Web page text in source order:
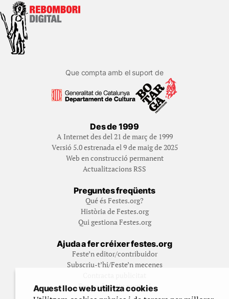
Que compta amb el suport de
Des de 1999
A Internet des del 21 de març de 1999
Versió 5.0 estrenada el 9 de maig de 2025
Web en construcció permanent
Actualitzacions RSS
Preguntes freqüents
Qué és Festes.org?
Història de Festes.org
Qui gestiona Festes.org
Ajuda a fer créixer festes.org
Feste’n editor/contribuidor
Subscriu-t’hi/Feste’n mecenes
Fes un donatiu puntual
Aquest lloc web utilitza cookies